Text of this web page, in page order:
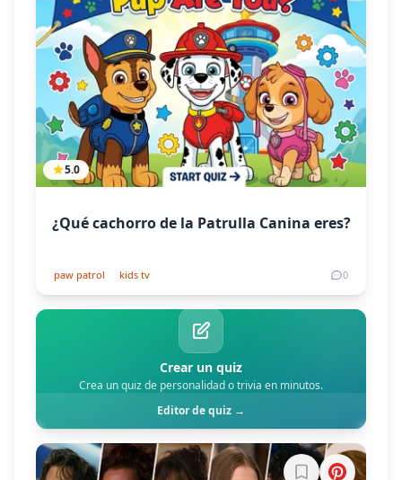
5.0
¿Qué cachorro de la Patrulla Canina eres?
paw patrol kids tv 0
Crear un quiz
Crea un quiz de personalidad o trivia en minutos.
Editor de quiz →
Inicia sesión